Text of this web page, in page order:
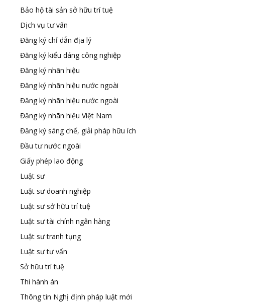
Bảo hộ tài sản sở hữu trí tuệ
Dịch vụ tư vấn
Đăng ký chỉ dẫn địa lý
Đăng ký kiểu dáng công nghiệp
Đăng ký nhãn hiệu
Đăng ký nhãn hiệu nước ngoài
Đăng ký nhãn hiệu nước ngoài
Đăng ký nhãn hiệu Việt Nam
Đăng ký sáng chế, giải pháp hữu ích
Đầu tư nước ngoài
Giấy phép lao động
Luật sư
Luật sư doanh nghiệp
Luật sư sở hữu trí tuệ
Luật sư tài chính ngân hàng
Luật sư tranh tụng
Luật sư tư vấn
Sở hữu trí tuệ
Thi hành án
Thông tin Nghị định pháp luật mới